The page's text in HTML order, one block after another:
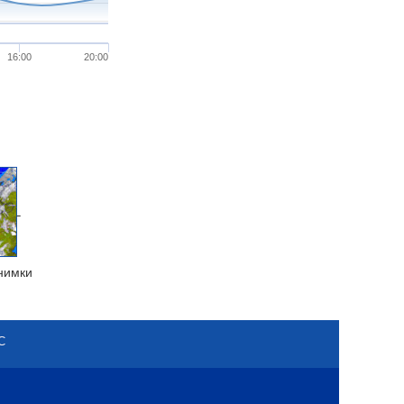
16:00 20:00